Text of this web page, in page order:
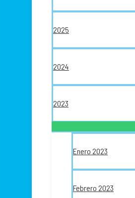
2025
2024
2023
Enero 2023
Febrero 2023